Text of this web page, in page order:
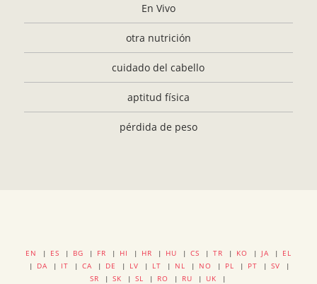
En Vivo
otra nutrición
cuidado del cabello
aptitud física
pérdida de peso
EN | ES | BG | FR | HI | HR | HU | CS | TR | KO | JA | EL
| DA | IT | CA | DE | LV | LT | NL | NO | PL | PT | SV |
SR | SK | SL | RO | RU | UK |